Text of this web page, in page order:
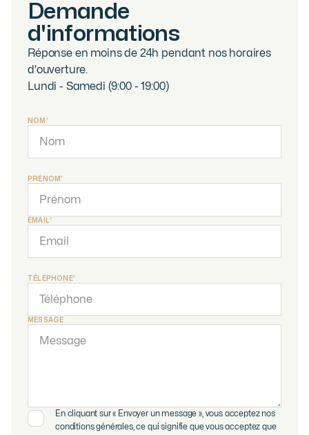
Demande
d'informations
Réponse en moins de 24h pendant nos horaires
d'ouverture.
Lundi - Samedi (9:00 - 19:00)
NOM*
PRÉNOM*
EMAIL*
TÉLÉPHONE*
MESSAGE
En cliquant sur « Envoyer un message », vous acceptez nos
conditions générales, ce qui signifie que vous acceptez que